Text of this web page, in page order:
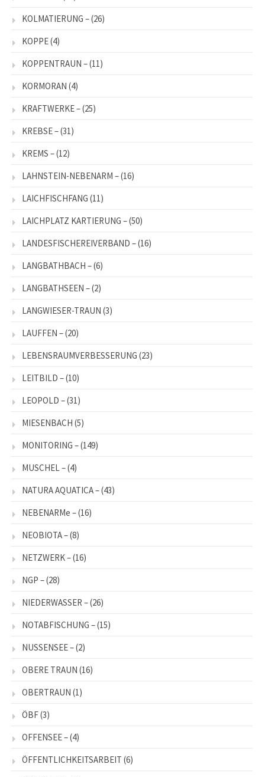
KOLMATIERUNG –(26)
KOPPE(4)
KOPPENTRAUN –(11)
KORMORAN (4)
KRAFTWERKE –(25)
KREBSE –(31)
KREMS –(12)
LAHNSTEIN-NEBENARM –(16)
LAICHFISCHFANG (11)
LAICHPLATZ KARTIERUNG –(50)
LANDESFISCHEREIVERBAND –(16)
LANGBATHBACH –(6)
LANGBATHSEEN –(2)
LANGWIESER-TRAUN (3)
LAUFFEN –(20)
LEBENSRAUMVERBESSERUNG (23)
LEITBILD –(10)
LEOPOLD –(31)
MIESENBACH (5)
MONITORING –(149)
MUSCHEL –(4)
NATURA AQUATICA –(43)
NEBENARMe –(16)
NEOBIOTA –(8)
NETZWERK –(16)
NGP –(28)
NIEDERWASSER –(26)
NOTABFISCHUNG –(15)
NUSSENSEE –(2)
OBERE TRAUN (16)
OBERTRAUN (1)
ÖBF(3)
OFFENSEE –(4)
ÖFFENTLICHKEITSARBEIT (6)